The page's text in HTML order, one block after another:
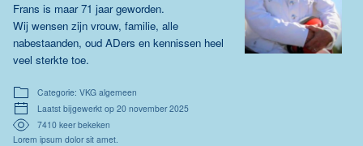
Frans is maar 71 jaar geworden.
Wij wensen zijn vrouw, familie, alle
nabestaanden, oud ADers en kennissen heel
veel sterkte toe.
Categorie: VKG algemeen
Laatst bijgewerkt op 20 november 2025
7410 keer bekeken
Lorem ipsum dolor sit amet.